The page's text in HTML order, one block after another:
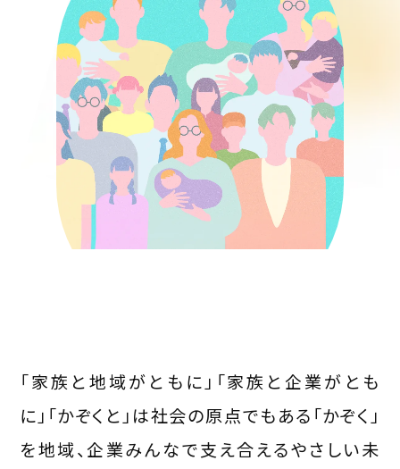
「家族と地域がともに」「家族と企業がとも
に」「かぞくと」は社会の原点でもある「かぞく」
を地域、企業みんなで支え合えるやさしい未